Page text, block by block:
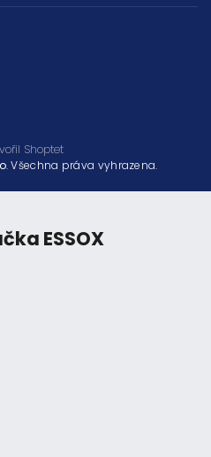
Shoptet
. Všechna práva vyhrazena.
ESSOX